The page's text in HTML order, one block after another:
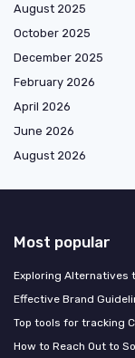
August 2025
October 2025
December 2025
February 2026
April 2026
June 2026
August 2026
Most popular
Exploring Alternatives
Effective Brand
Top tools for tracking
How to Reach Out to